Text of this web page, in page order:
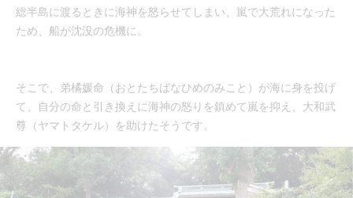
総半島に渡るときに海神を怒らせてしまい、嵐で大荒れになった
ため、船が沈没の危機に。
そこで、弟橘媛命（おとたちばなひめのみこと）が海に身を投げ
て、自分の命と引き換えに海神の怒りを鎮めて嵐を抑え、大和武
尊（ヤマトタケル）を助けたそうです。